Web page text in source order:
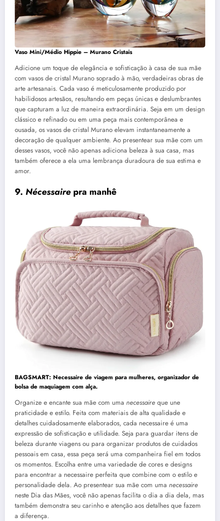
Vaso Mini/Médio Hippie – Murano Cristais
Adicione um toque de elegância e sofisticação à casa de sua mãe
com vasos de cristal Murano soprado à mão, verdadeiras obras de
arte artesanais. Cada vaso é meticulosamente produzido por
habilidosos artesãos, resultando em peças únicas e deslumbrantes
que capturam a luz de maneira extraordinária. Seja em um design
clássico e refinado ou em uma peça mais contemporânea e
ousada, os vasos de cristal Murano elevam instantaneamente a
decoração de qualquer ambiente. Ao presentear sua mãe com um
desses vasos, você não apenas adiciona beleza à sua casa, mas
também oferece a ela uma lembrança duradoura de sua estima e
amor.
9. Nécessaire pra manhê
BAGSMART: Necessaire de viagem para mulheres, organizador de
bolsa de maquiagem com alça.
Organize e encante sua mãe com uma necessaire que une
praticidade e estilo. Feita com materiais de alta qualidade e
detalhes cuidadosamente elaborados, cada necessaire é uma
expressão de sofisticação e utilidade. Seja para guardar itens de
beleza durante viagens ou para organizar produtos de cuidados
pessoais em casa, essa peça será uma companheira fiel em todos
os momentos. Escolha entre uma variedade de cores e designs
para encontrar a necessaire perfeita que combine com o estilo e
personalidade dela. Ao presentear sua mãe com uma necessaire
neste Dia das Mães, você não apenas facilita o dia a dia dela, mas
também demonstra seu carinho e atenção aos detalhes que fazem
a diferença.